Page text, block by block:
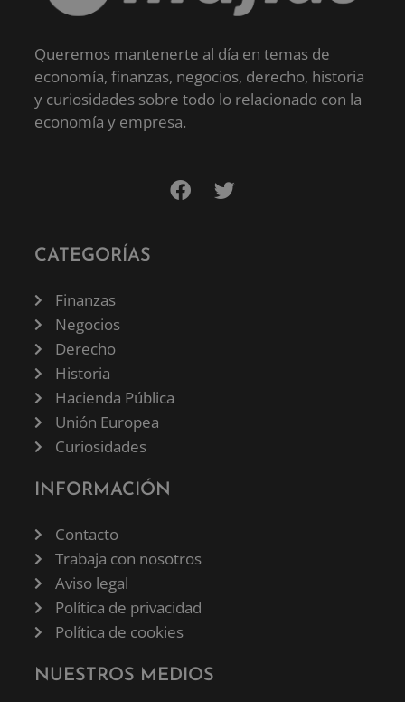
Queremos mantenerte al día en temas de
economía, finanzas, negocios, derecho, historia
y curiosidades sobre todo lo relacionado con la
economía y empresa.
CATEGORÍAS
Finanzas
Negocios
Derecho
Historia
Hacienda Pública
Unión Europea
Curiosidades
INFORMACIÓN
Contacto
Trabaja con nosotros
Aviso legal
Política de privacidad
Política de cookies
NUESTROS MEDIOS